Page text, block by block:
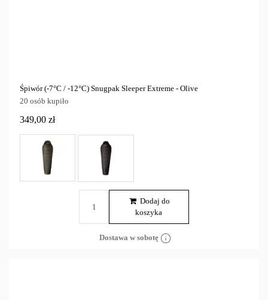
Śpiwór (-7°C / -12°C) Snugpak Sleeper Extreme - Olive
20 osób kupiło
349,00 zł
Dodaj do
koszyka
Dostawa w sobotę